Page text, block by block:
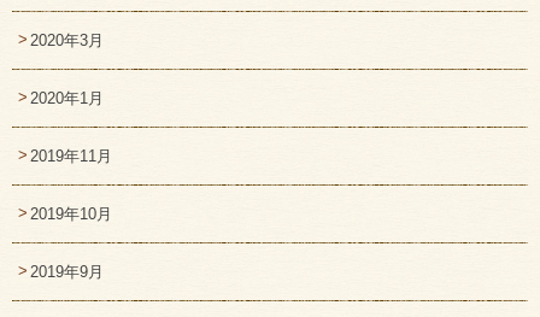
2020年3月
2020年1月
2019年11月
2019年10月
2019年9月